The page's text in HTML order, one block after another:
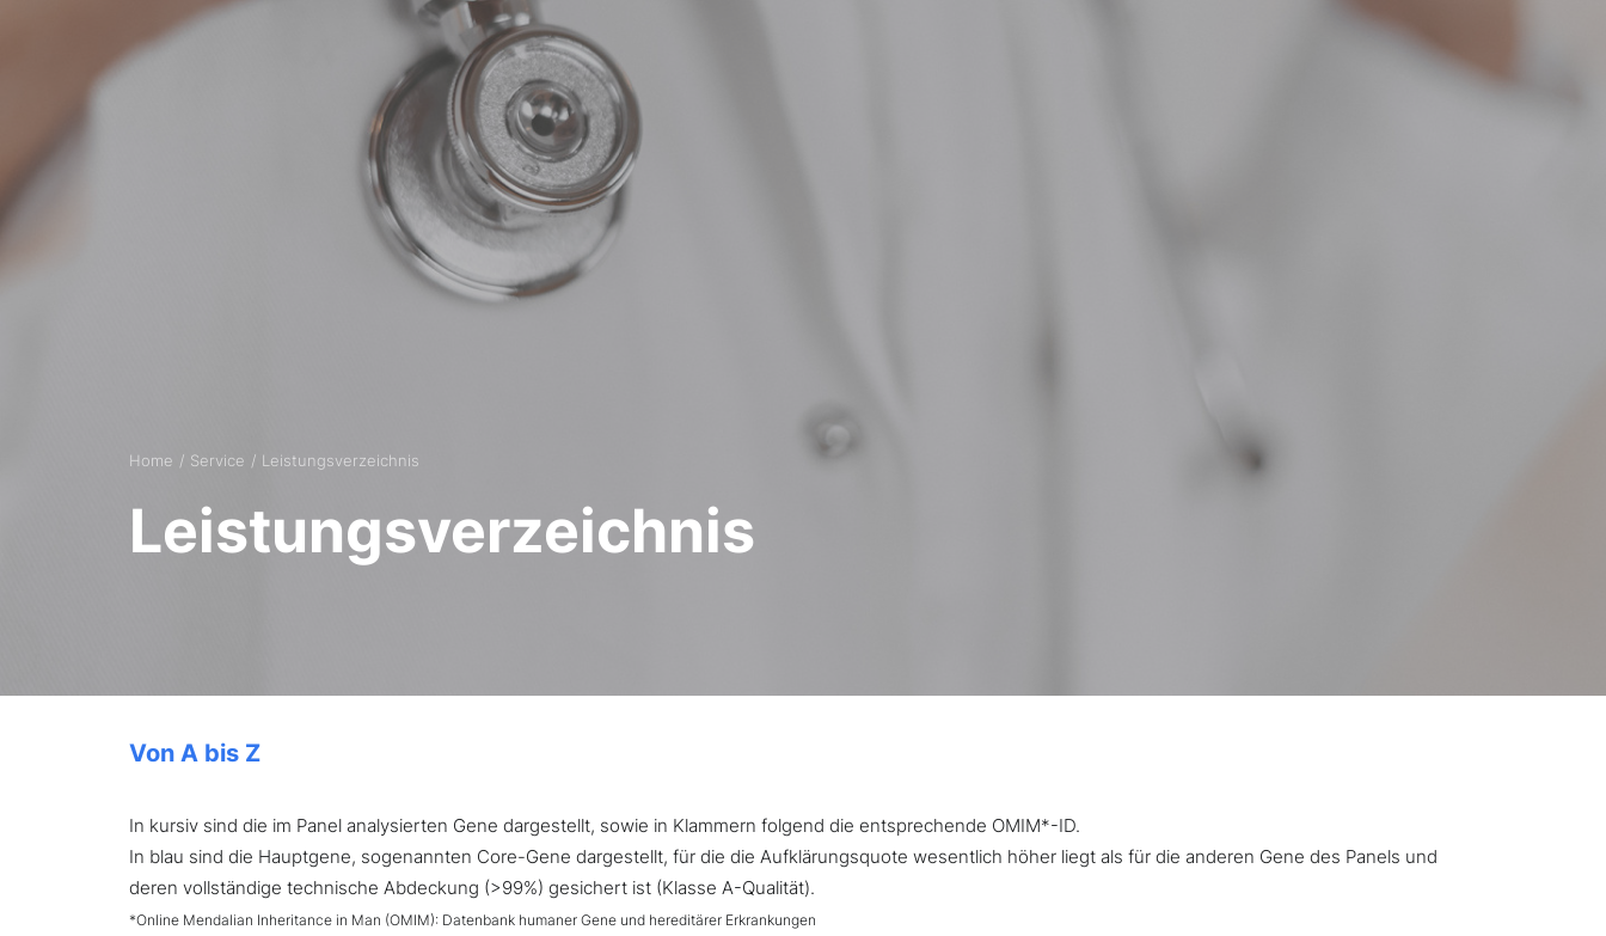
Home Service Leistungsverzeichnis
Leistungsverzeichnis
Von A bis Z
In kursiv sind die im Panel analysierten Gene dargestellt, sowie in Klammern folgend die entsprechende OMIM*-ID.
In blau sind die Hauptgene, sogenannten Core-Gene dargestellt, für die die Aufklärungsquote wesentlich höher liegt als für die anderen Gene des Panels und
deren vollständige technische Abdeckung (>99%) gesichert ist (Klasse A-Qualität).
*Online Mendalian Inheritance in Man (OMIM): Datenbank humaner Gene und hereditärer Erkrankungen